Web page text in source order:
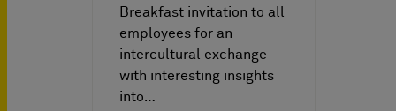
Breakfast invitation to all
employees for an
intercultural exchange
with interesting insights
into…